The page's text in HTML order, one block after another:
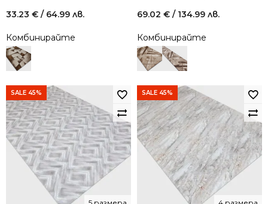
33.23 € / 64.99 лв.
Комбинирайте
69.02 € / 134.99 лв.
Комбинирайте
SALE 45% SALE 45%